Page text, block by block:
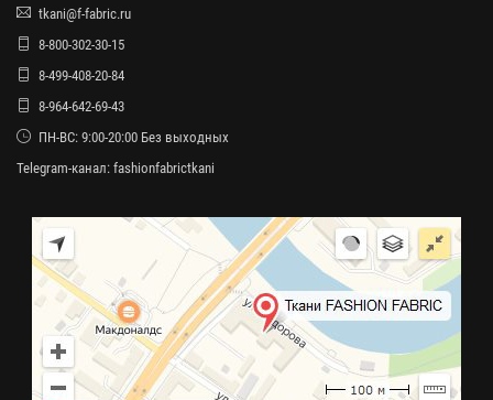
tkani@f-fabric.ru
8-800-302-30-15
8-499-408-20-84
8-964-642-69-43
ПН-ВС: 9:00-20:00 Без выходных
Telegram-канал: fashionfabrictkani